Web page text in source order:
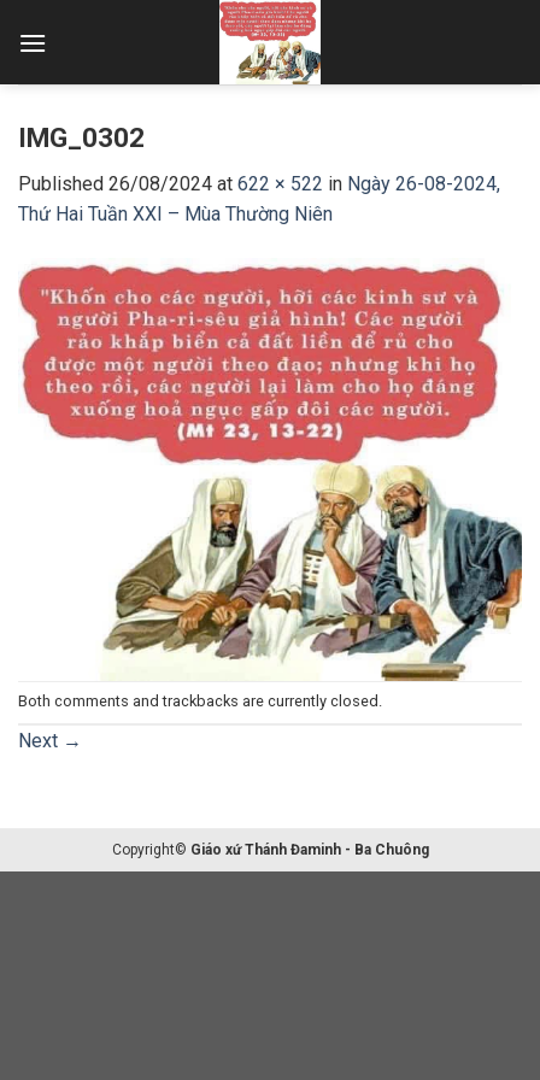
IMG_0302
Published 26/08/2024 at 622 × 522 in Ngày 26-08-2024,
Thứ Hai Tuần XXI – Mùa Thường Niên
Both comments and trackbacks are currently closed.
Next →
Copyright© Giáo xứ Thánh Đaminh - Ba Chuông